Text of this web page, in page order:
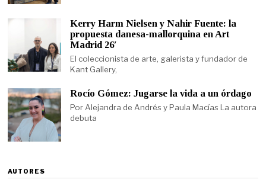
Kerry Harm Nielsen y Nahir Fuente: la
propuesta danesa-mallorquina en Art
Madrid 26′
El coleccionista de arte, galerista y fundador de
Kant Gallery,
Rocío Gómez: Jugarse la vida a un órdago
Por Alejandra de Andrés y Paula Macías La autora
debuta
AUTORES